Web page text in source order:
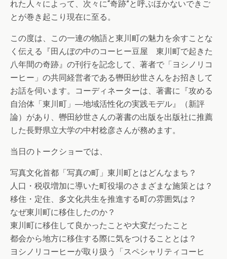
れた人々によって、次々に“奇跡”と呼ぶほかないできご
とが巻き起こり現在に至る。
この度は、この一連の物語と東川町の魅力を余すことな
く伝える『田んぼの中のコーヒー豆屋 東川町で起きた
八年間の奇跡』の刊行を記念して、著者で「ヨシノリコ
ーヒー」の共同経営者である轡田紗世さんをお招きして
お話を伺います。コーディネーターは、著書に『攻める
自治体「東川町」―地域活性化の実践モデル』（新評
論）があり、轡田紗世さんの著書の出版を出版社に推薦
した長野県立大学の中村稔彦さんが務めます。
当日のトークショーでは、
写真文化首都「写真の町」東川町とはどんなまち？
人口・税収増加に導いた町役場のさまざまな施策とは？
移住・定住、多文化共生を推進する町の雰囲気は？
なぜ東川町に移住したのか？
東川町に移住して良かったことや大変だったこと
都会から地方に移住する際に気をつけることとは？
ヨシノリコーヒーが取り扱う「スペシャリティコーヒ